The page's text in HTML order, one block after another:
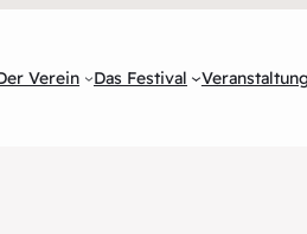
Verein Das Festival